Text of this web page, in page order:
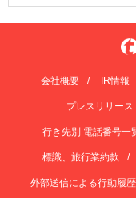
会社概要 IR情報
プレスリリース
行き先別 電話番号一
標識、旅行業約款
外部送信による行動履